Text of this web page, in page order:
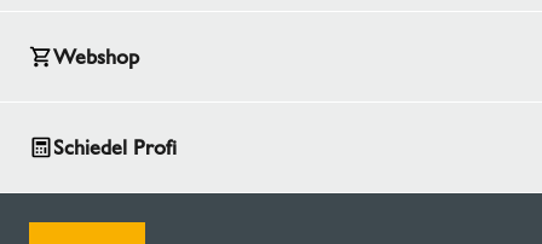
Webshop
Schiedel Profi